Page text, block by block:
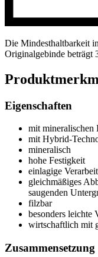
Die Mindesthaltbarkeit
Originalgebinde beträgt
Eigenschaften
mit mineralischen
mit Hybrid-
mineralisch
hohe Festigkeit
einlagige
gleichmäßiges
saugenden
filzbar
besonders leichte
wirtschaftlich mit
Zusammensetzung